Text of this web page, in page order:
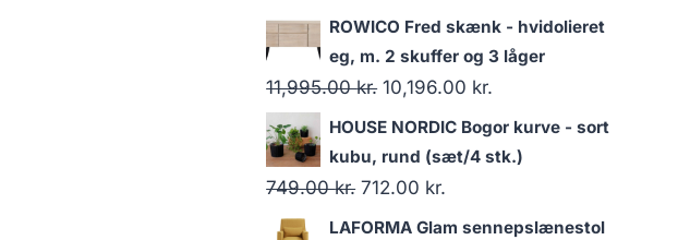
ROWICO Fred skænk - hvidolieret
eg, m. 2 skuffer og 3 låger
11,995.00kr. 10,196.00 kr.
HOUSE NORDIC Bogor kurve - sort
kubu, rund (sæt/4 stk.)
749.00kr. 712.00 kr.
LAFORMA Glam sennepslænestol